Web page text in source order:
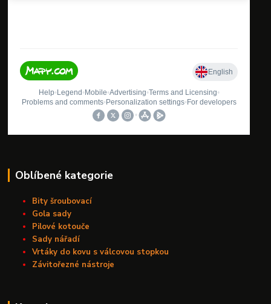
Oblíbené kategorie
Bity šroubovací
Gola sady
Pilové kotouče
Sady nářadí
Vrtáky do kovu s válcovou stopkou
Závitořezné nástroje